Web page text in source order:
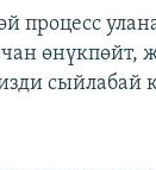
процесс
өнүкпөйт,
сыйлабай